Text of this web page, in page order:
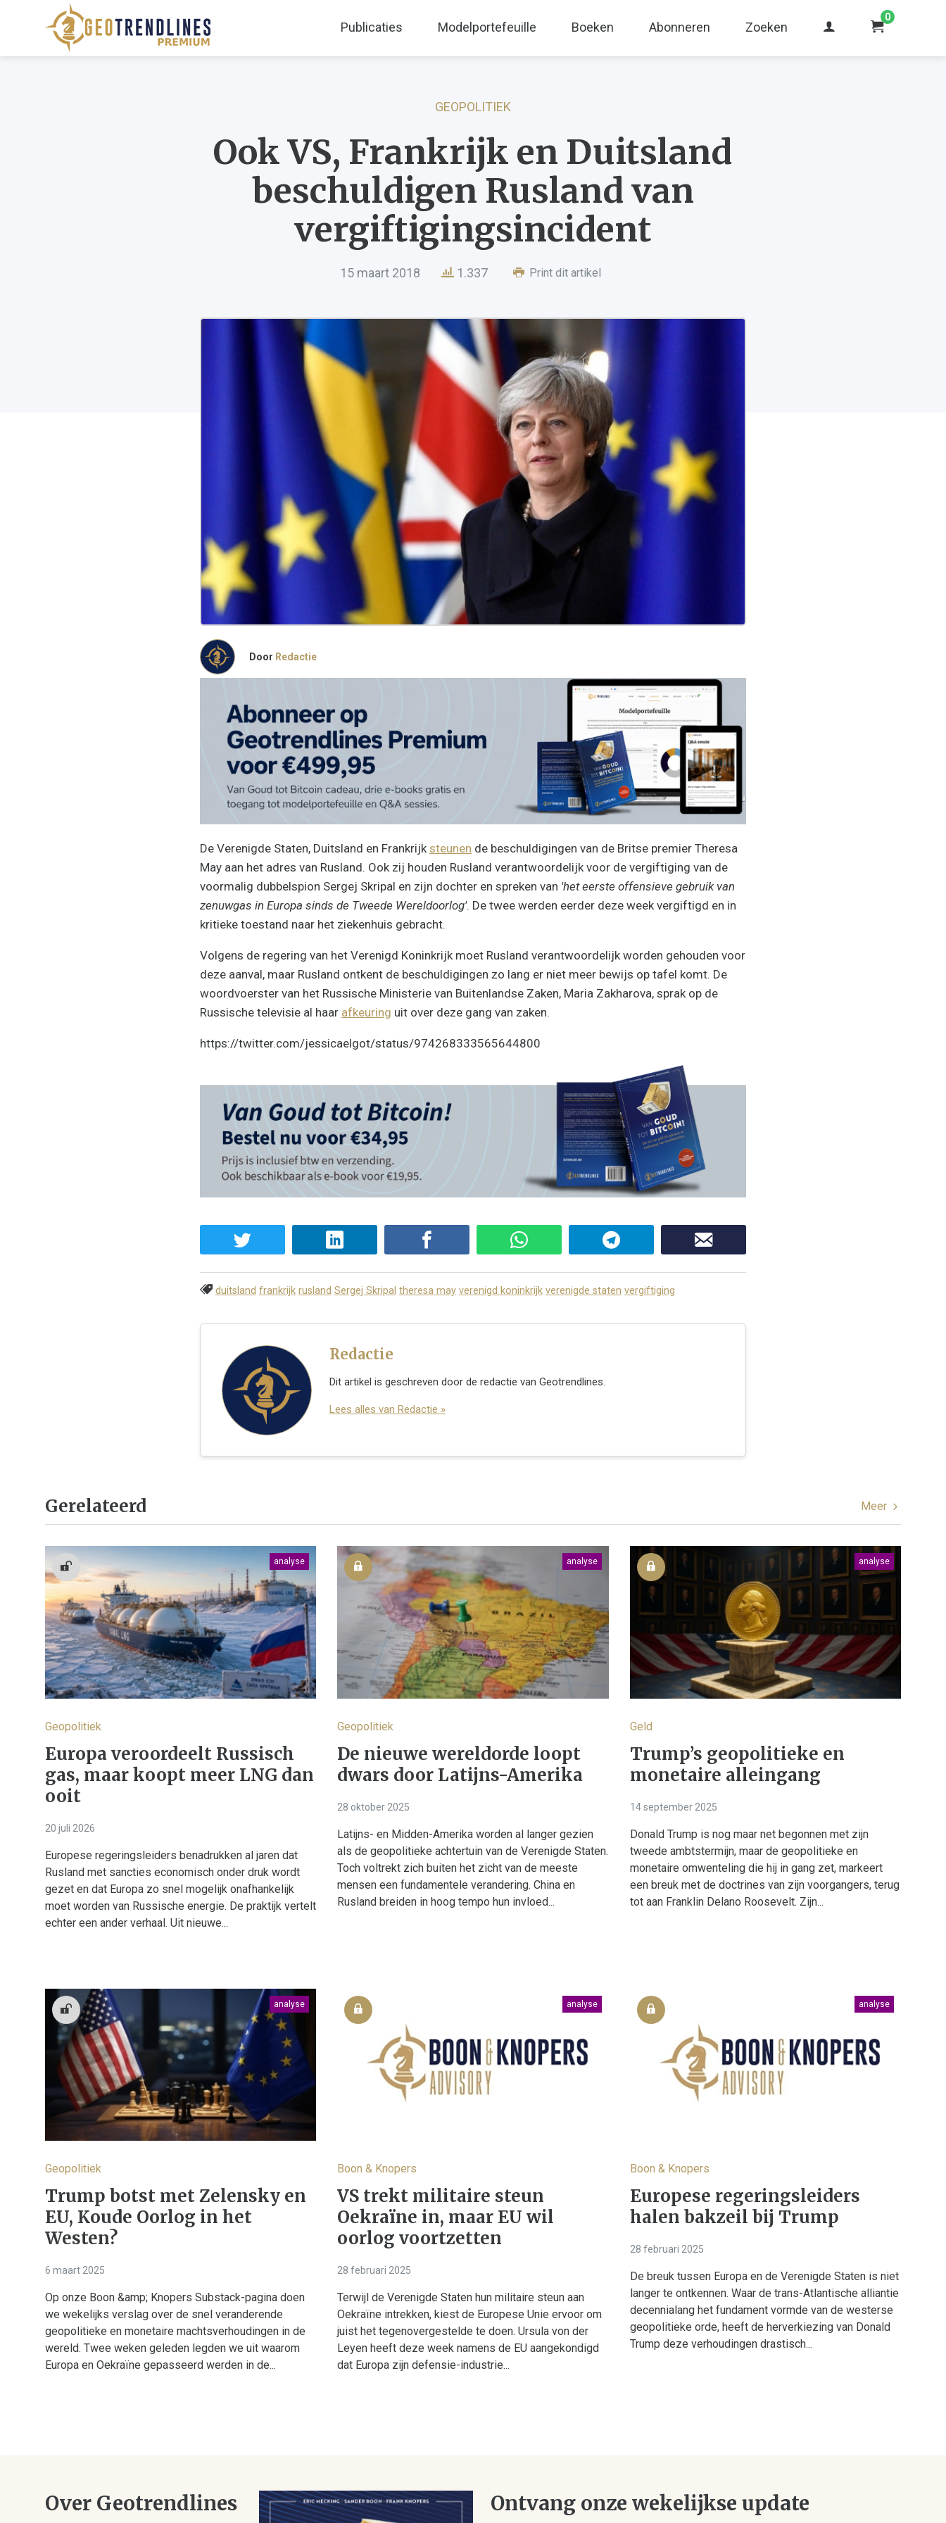
Publicaties Modelportefeuille Boeken Abonneren Zoeken
0
GEOPOLITIEK
Ook VS, Frankrijk en Duitsland
beschuldigen Rusland van
vergiftigingsincident
15 maart 2018 1.337 Print dit artikel
Door Redactie
De Verenigde Staten, Duitsland en Frankrijk steunen de beschuldigingen van de Britse premier Theresa
May aan het adres van Rusland. Ook zij houden Rusland verantwoordelijk voor de vergiftiging van de
voormalig dubbelspion Sergej Skripal en zijn dochter en spreken van 'het eerste offensieve gebruik van
zenuwgas in Europa sinds de Tweede Wereldoorlog'. De twee werden eerder deze week vergiftigd en in
kritieke toestand naar het ziekenhuis gebracht.
Volgens de regering van het Verenigd Koninkrijk moet Rusland verantwoordelijk worden gehouden voor
deze aanval, maar Rusland ontkent de beschuldigingen zo lang er niet meer bewijs op tafel komt. De
woordvoerster van het Russische Ministerie van Buitenlandse Zaken, Maria Zakharova, sprak op de
Russische televisie al haar afkeuring uit over deze gang van zaken.
https://twitter.com/jessicaelgot/status/974268333565644800
duitsland frankrijk rusland Sergej Skripal theresa may verenigd koninkrijk verenigde staten vergiftiging
Redactie
Dit artikel is geschreven door de redactie van Geotrendlines.
Lees alles van Redactie »
Gerelateerd Meer
analyse
Geopolitiek
Europa veroordeelt Russisch
gas, maar koopt meer LNG dan
ooit
20 juli 2026
Europese regeringsleiders benadrukken al jaren dat
Rusland met sancties economisch onder druk wordt
gezet en dat Europa zo snel mogelijk onafhankelijk
moet worden van Russische energie. De praktijk vertelt
echter een ander verhaal. Uit nieuwe...
analyse
Geopolitiek
De nieuwe wereldorde loopt
dwars door Latijns-Amerika
28 oktober 2025
Latijns- en Midden-Amerika worden al langer gezien
als de geopolitieke achtertuin van de Verenigde Staten.
Toch voltrekt zich buiten het zicht van de meeste
mensen een fundamentele verandering. China en
Rusland breiden in hoog tempo hun invloed...
analyse
Geld
Trump’s geopolitieke en
monetaire alleingang
14 september 2025
Donald Trump is nog maar net begonnen met zijn
tweede ambtstermijn, maar de geopolitieke en
monetaire omwenteling die hij in gang zet, markeert
een breuk met de doctrines van zijn voorgangers, terug
tot aan Franklin Delano Roosevelt. Zijn...
analyse
Geopolitiek
Trump botst met Zelensky en
EU, Koude Oorlog in het
Westen?
6 maart 2025
Op onze Boon &amp; Knopers Substack-pagina doen
we wekelijks verslag over de snel veranderende
geopolitieke en monetaire machtsverhoudingen in de
wereld. Twee weken geleden legden we uit waarom
Europa en Oekraïne gepasseerd werden in de...
analyse
Boon & Knopers
VS trekt militaire steun
Oekraïne in, maar EU wil
oorlog voortzetten
28 februari 2025
Terwijl de Verenigde Staten hun militaire steun aan
Oekraïne intrekken, kiest de Europese Unie ervoor om
juist het tegenovergestelde te doen. Ursula von der
Leyen heeft deze week namens de EU aangekondigd
dat Europa zijn defensie-industrie...
analyse
Boon & Knopers
Europese regeringsleiders
halen bakzeil bij Trump
28 februari 2025
De breuk tussen Europa en de Verenigde Staten is niet
langer te ontkennen. Waar de trans-Atlantische alliantie
decennialang het fundament vormde van de westerse
geopolitieke orde, heeft de herverkiezing van Donald
Trump deze verhoudingen drastisch...
Over Geotrendlines Ontvang onze wekelijkse update